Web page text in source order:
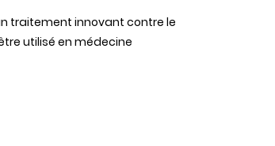
un traitement innovant contre le
utilisé en médecine